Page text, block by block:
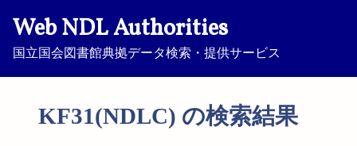
Web NDL Authorities
国立国会図書館典拠データ検索・提供サービス
KF31(NDLC) の検索結果